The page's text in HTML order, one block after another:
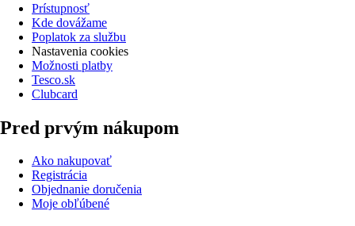
Prístupnosť
Kde dovážame
Poplatok za službu
Nastavenia cookies
Možnosti platby
Tesco.sk
Clubcard
Pred prvým nákupom
Ako nakupovať
Registrácia
Objednanie doručenia
Moje obľúbené